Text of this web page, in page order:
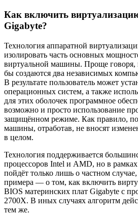
Как включить
Gigabyte?
Технология аппаратной
изолировать часть основных
виртуальной машины. Проще говоря,
бы создаются два независимых
В результате пользователь может
операционных систем, а также
для этих оболочек программное
возможно и просто использование
защищённом режиме. Как правило,
машины, отработав, не вносят
в целом.
Технология поддерживается
процессоров Intel и AMD, но в
пойдёт только лишь о частном случае,
примера — о том, как включить
BIOS материнских плат Gigabyte с
2700X. В иных случаях алгоритм
тем же.